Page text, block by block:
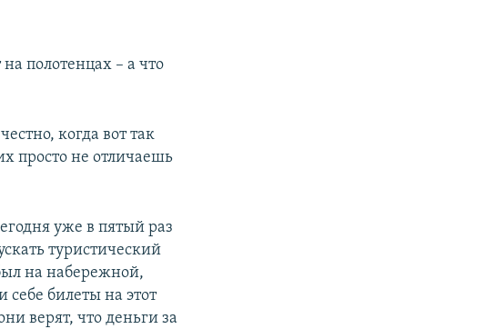
полотенцах – а что
когда вот так
просто не отличаешь
уже в пятый раз
туристический
на набережной,
себе билеты на этот
верят, что деньги за